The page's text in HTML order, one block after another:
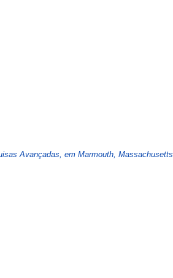
Avançadas, em Marmouth, Massachusetts